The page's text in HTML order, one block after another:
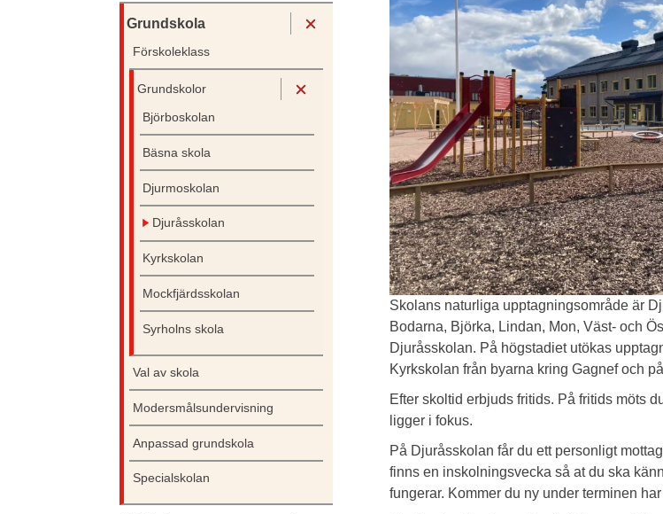
Grundskola
Förskoleklass
Grundskolor
Björboskolan
Bäsna skola
Djurmoskolan
Djuråsskolan
Kyrkskolan
Mockfjärdsskolan
Syrholns skola
Val av skola
Modersmålsundervisning
Anpassad grundskola
Specialskolan
Skolans naturliga upptagningsområde är
Bodarna, Björka, Lindan, Mon, Väst- och
Djuråsskolan. På högstadiet utökas
Kyrkskolan från byarna kring Gagnef och
Efter skoltid erbjuds fritids. På fritids möts
ligger i fokus.
På Djuråsskolan får du ett personligt
finns en inskolningsvecka så at du ska
fungerar. Kommer du ny under terminen